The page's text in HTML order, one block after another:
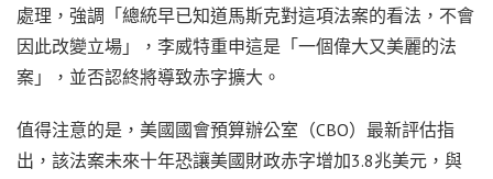
處理，強調「總統早已知道馬斯克對這項法案的看法，不會
因此改變立場」，李威特重申這是「一個偉大又美麗的法
案」，並否認終將導致赤字擴大。
值得注意的是，美國國會預算辦公室（CBO）最新評估指
出，該法案未來十年恐讓美國財政赤字增加3.8兆美元，與